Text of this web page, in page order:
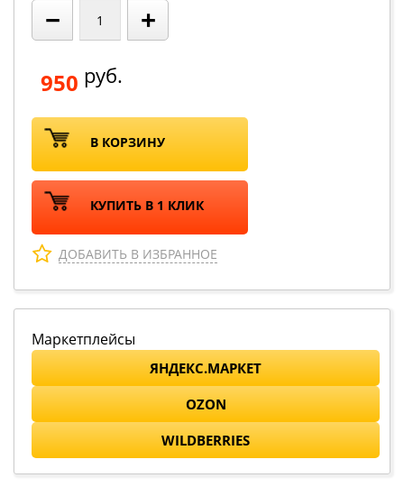
− +
950 руб.
В КОРЗИНУ
КУПИТЬ В 1 КЛИК
ДОБАВИТЬ В ИЗБРАННОЕ
Маркетплейсы
ЯНДЕКС.МАРКЕТ
OZON
WILDBERRIES